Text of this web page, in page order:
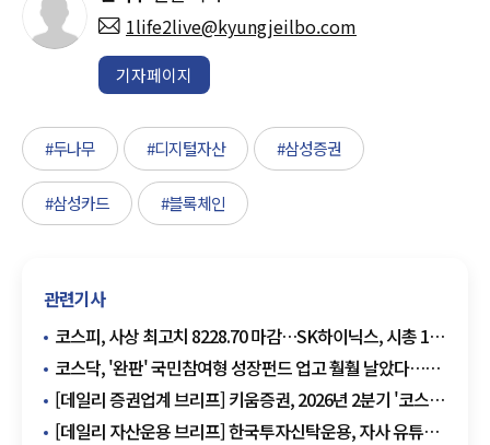
1life2live@kyungjeilbo.com
기자페이지
#두나무 #디지털자산 #삼성증권
#삼성카드 #블록체인
관련기사
코스피, 사상 최고치 8228.70 마감…SK하이닉스, 시총 1조
달러 돌파 '새 역사'
코스닥, '완판' 국민참여형 성장펀드 업고 훨훨 날았다…
코스피는 소폭 상승으로 마감
[데일리 증권업계 브리프] 키움증권, 2026년 2분기 '코스닥
키우고' 콥데이 개최 外
[데일리 자산운용 브리프] 한국투자신탁운용, 자사 유튜브